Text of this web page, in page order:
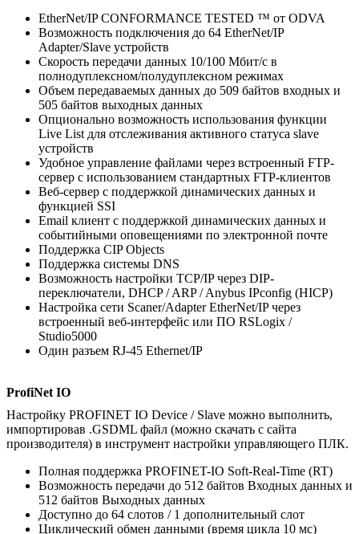
EtherNet/IP CONFORMANCE TESTED ™ от ODVA
Возможность подключения до 64 EtherNet/IP
Adapter/Slave устройств
Скорость передачи данных 10/100 Мбит/с в
полнодуплексном/полудуплексном режимах
Объем передаваемых данных до 509 байтов входных и
505 байтов выходных данных
Опционально возможность использования функции
Live List для отслеживания активного статуса slave
устройств
Удобное управление файлами через встроенный FTP-
сервер с использованием стандартных FTP-клиентов
Веб-сервер с поддержкой динамических данных и
функцией SSI
Email клиент с поддержкой динамических данных и
событийными оповещениями по электронной почте
Поддержка CIP Objects
Поддержка системы DNS
Возможность настройки TCP/IP через DIP-
переключатели, DHCP / ARP / Anybus IPconfig (HICP)
Настройка сети Scaner/Adapter EtherNet/IP через
встроенный веб-интерфейс или ПО RSLogix /
Studio5000
Один разъем RJ-45 Ethernet/IP
ProfiNet IO
Настройку PROFINET IO Device / Slave можно выполнить,
импортировав .GSDML файл (можно скачать с сайта
производителя) в инструмент настройки управляющего ПЛК.
Полная поддержка PROFINET-IO Soft-Real-Time (RT)
Возможность передачи до 512 байтов Входных данных и
512 байтов Выходных данных
Доступно до 64 слотов / 1 дополнительный слот
Циклический обмен данными (время цикла 10 мс)